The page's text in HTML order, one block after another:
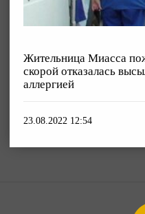
Жительница Миасса
скорой отказалась
аллергией
23.08.2022 12:54